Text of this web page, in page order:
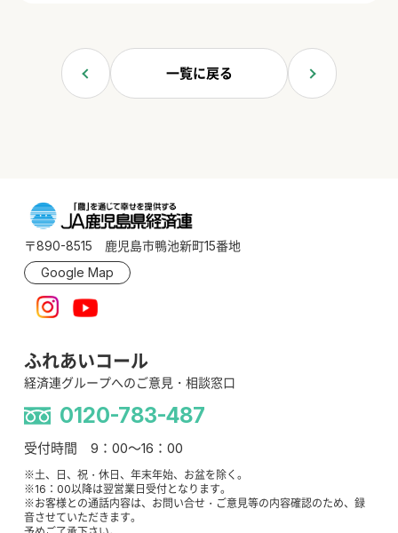
一覧に戻る
〒890-8515 鹿児島市鴨池新町15番地
Google Map
ふれあいコール
経済連グループへのご意見・相談窓口
0120-783-487
受付時間 9：00～16：00
※土、日、祝・休日、年末年始、お盆を除く。
※16：00以降は翌営業日受付となります。
※お客様との通話内容は、お問い合せ・ご意見等の内容確認のため、録
音させていただきます。